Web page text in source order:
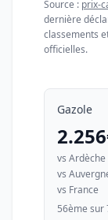
Source : prix-
dernière
classements
officielles.
Gazole
vs Ardèche
vs
vs France
56ème sur